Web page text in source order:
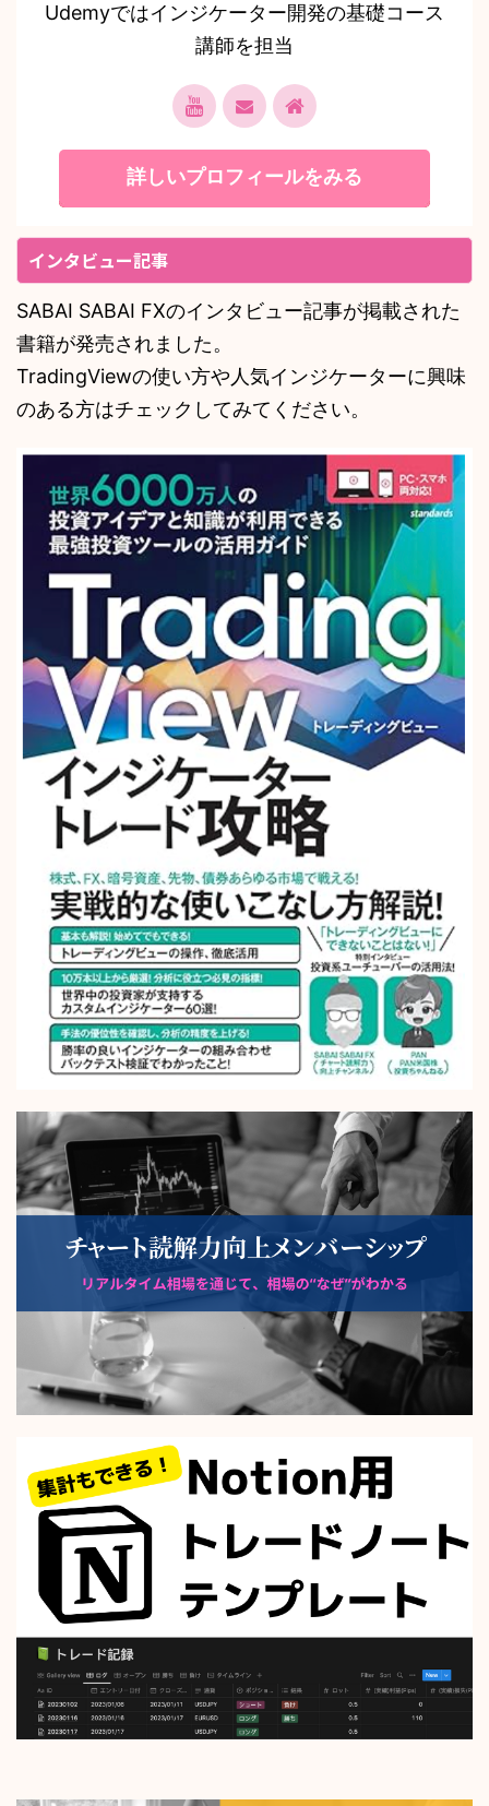
Udemyではインジケーター開発の基礎コース
講師を担当
詳しいプロフィールをみる
インタビュー記事
SABAI SABAI FXのインタビュー記事が掲載された
書籍が発売されました。
TradingViewの使い方や人気インジケーターに興味
のある方はチェックしてみてください。